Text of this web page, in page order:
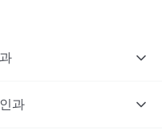
과